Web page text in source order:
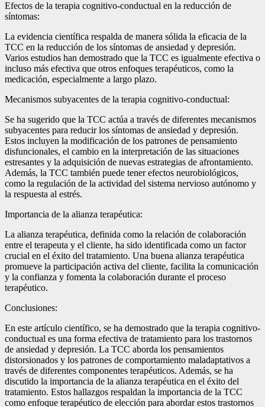
Efectos de la terapia cognitivo-conductual en la reducción de
síntomas:
La evidencia científica respalda de manera sólida la eficacia de la
TCC en la reducción de los síntomas de ansiedad y depresión.
Varios estudios han demostrado que la TCC es igualmente efectiva o
incluso más efectiva que otros enfoques terapéuticos, como la
medicación, especialmente a largo plazo.
Mecanismos subyacentes de la terapia cognitivo-conductual:
Se ha sugerido que la TCC actúa a través de diferentes mecanismos
subyacentes para reducir los síntomas de ansiedad y depresión.
Estos incluyen la modificación de los patrones de pensamiento
disfuncionales, el cambio en la interpretación de las situaciones
estresantes y la adquisición de nuevas estrategias de afrontamiento.
Además, la TCC también puede tener efectos neurobiológicos,
como la regulación de la actividad del sistema nervioso autónomo y
la respuesta al estrés.
Importancia de la alianza terapéutica:
La alianza terapéutica, definida como la relación de colaboración
entre el terapeuta y el cliente, ha sido identificada como un factor
crucial en el éxito del tratamiento. Una buena alianza terapéutica
promueve la participación activa del cliente, facilita la comunicación
y la confianza y fomenta la colaboración durante el proceso
terapéutico.
Conclusiones:
En este artículo científico, se ha demostrado que la terapia cognitivo-
conductual es una forma efectiva de tratamiento para los trastornos
de ansiedad y depresión. La TCC aborda los pensamientos
distorsionados y los patrones de comportamiento maladaptativos a
través de diferentes componentes terapéuticos. Además, se ha
discutido la importancia de la alianza terapéutica en el éxito del
tratamiento. Estos hallazgos respaldan la importancia de la TCC
como enfoque terapéutico de elección para abordar estos trastornos